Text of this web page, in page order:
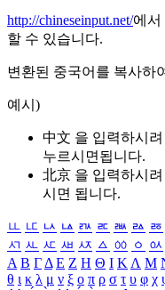
http://chineseinput.net/에서
할 수 있습니다.
변환된 중국어를 복사하
예시)
中文 을 입력하시려
누르시면됩니다.
北京 을 입력하시려
시면 됩니다.
ㅥ ㅦ ㅧ ㅨ ㅩ ㅪ ㅫ ㅬ ㅭ
ㅺ ㅻ ㅼ ㅽ ㅾ ㅿ ㆀ ㆁ ㆂ
Α Β ΓΔ Ε Ζ Η Θ Ι ΚΛ Μ
θ ι κ λ μ ν ξ ο π ρ σ τ υ φ χ